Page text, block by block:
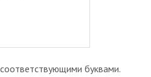
буквами.